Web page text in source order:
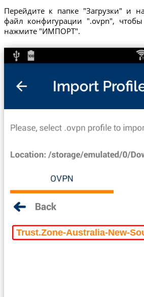
Перейдите к папке "Загрузки" и
файл конфигурации ".ovpn",
нажмите "ИМПОРТ".
Trust.Zone-Australia-New-